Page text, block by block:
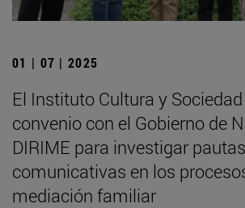
01 | 07 | 2025
El Instituto Cultura y
convenio con el Gobierno de
DIRIME para investigar pautas
comunicativas en los
mediación familiar